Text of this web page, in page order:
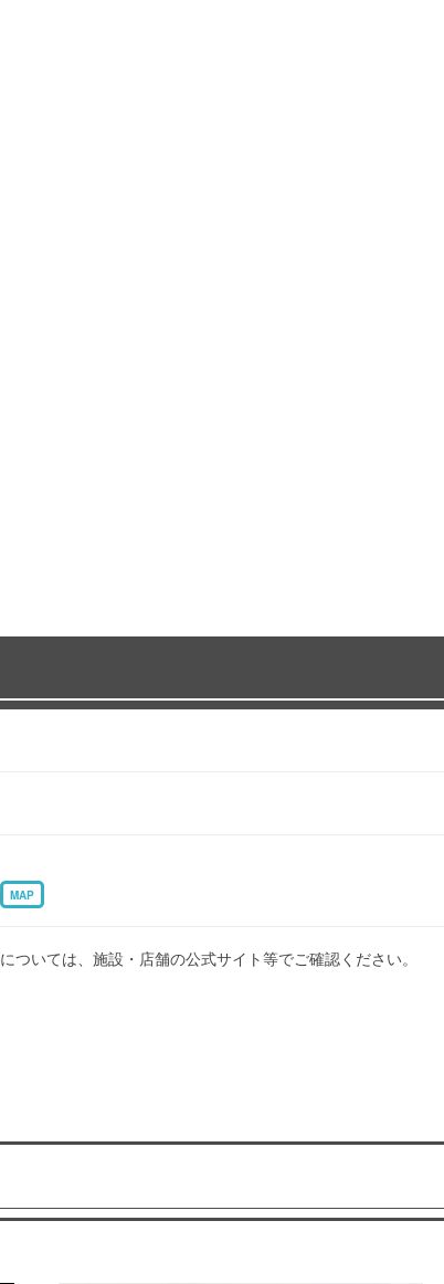
MAP
いては、施設・店舗の公式サイト等でご確認ください。